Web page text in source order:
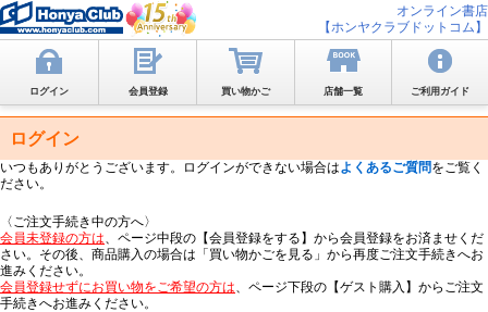
オンライン書店
【ホンヤクラブドットコム】
ログイン 会員登録 買い物かご 店舗一覧 ご利用ガイド
ログイン
いつもありがとうございます。ログインができない場合はよくあるご質問をご覧く
ださい。
〈ご注文手続き中の方へ〉
会員未登録の方は、ページ中段の【会員登録をする】から会員登録をお済ませくだ
さい。その後、商品購入の場合は「買い物かごを見る」から再度ご注文手続きへお
進みください。
会員登録せずにお買い物をご希望の方は、ページ下段の【ゲスト購入】からご注文
手続きへお進みください。